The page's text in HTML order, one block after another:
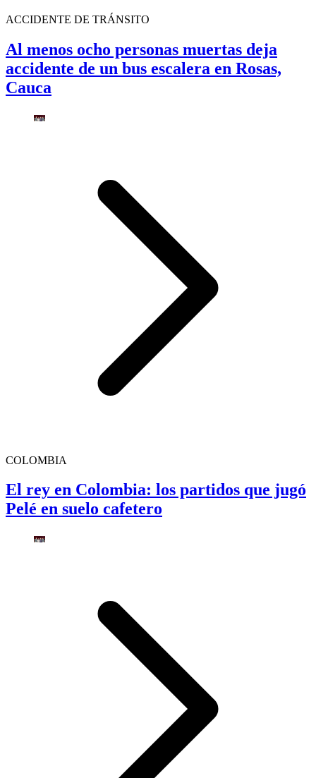
ACCIDENTE DE TRÁNSITO
Al menos ocho personas muertas deja
accidente de un bus escalera en Rosas,
Cauca
COLOMBIA
El rey en Colombia: los partidos que jugó
Pelé en suelo cafetero